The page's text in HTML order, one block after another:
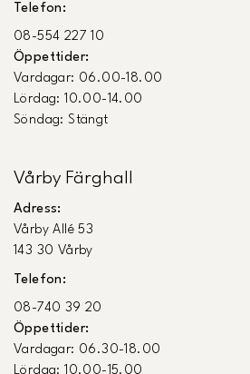
Telefon:
08-554 227 10
Öppettider:
Vardagar: 06.00-18.00
Lördag: 10.00-14.00
Söndag: Stängt
Vårby Färghall
Adress:
Vårby Allé 53
143 30 Vårby
Telefon:
08-740 39 20
Öppettider:
Vardagar: 06.30-18.00
Lördag: 10.00-15.00